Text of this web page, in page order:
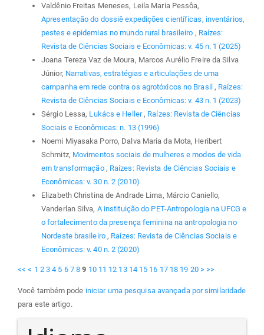
Valdênio Freitas Meneses, Leila Maria Pessôa,
Apresentação do dossiê expedições científicas, inventários,
pestes e epidemias no mundo rural brasileiro , Raízes:
Revista de Ciências Sociais e Econômicas: v. 45 n. 1 (2025)
Joana Tereza Vaz de Moura, Marcos Aurélio Freire da Silva
Júnior, Narrativas, estratégias e articulações de uma
campanha em rede contra os agrotóxicos no Brasil , Raízes:
Revista de Ciências Sociais e Econômicas: v. 43 n. 1 (2023)
Sérgio Lessa, Lukács e Heller , Raízes: Revista de Ciências
Sociais e Econômicas: n. 13 (1996)
Noemi Miyasaka Porro, Dalva Maria da Mota, Heribert
Schmitz, Movimentos sociais de mulheres e modos de vida
em transformação , Raízes: Revista de Ciências Sociais e
Econômicas: v. 30 n. 2 (2010)
Elizabeth Christina de Andrade Lima, Márcio Caniello,
Vanderlan Silva, A instituição do PET-Antropologia na UFCG e
o fortalecimento da presença feminina na antropologia no
Nordeste brasileiro , Raízes: Revista de Ciências Sociais e
Econômicas: v. 40 n. 2 (2020)
<< < 1 2 3 4 5 6 7 8 9 10 11 12 13 14 15 16 17 18 19 20 > >>
Você também pode iniciar uma pesquisa avançada por similaridade
para este artigo.